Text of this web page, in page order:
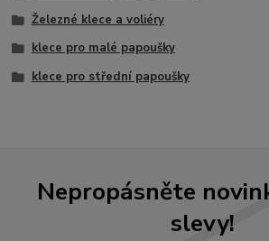
Železné klece a voliéry
klece pro malé papoušky
klece pro střední papoušky
Nepropásněte
slevy!